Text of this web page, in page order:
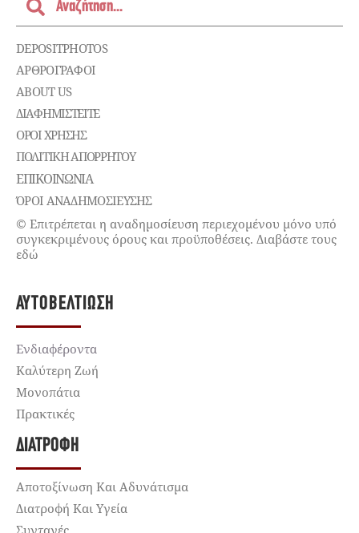
DEPOSITPHOTOS
ΑΡΘΡΟΓΡΑΦΟΙ
ABOUT US
ΔΙΑΦΗΜΙΣΤΕΊΤΕ
ΌΡΟΙ ΧΡΉΣΗΣ
ΠΟΛΙΤΙΚΉ ΑΠΟΡΡΉΤΟΥ
ΕΠΙΚΟΙΝΩΝΊΑ
ΌΡΟΙ ΑΝΑΔΗΜΟΣΙΕΥΣΗΣ
© Επιτρέπεται η αναδημοσίευση περιεχομένου μόνο υπό
συγκεκριμένους όρους και προϋποθέσεις. Διαβάστε τους
εδώ
ΑΥΤΟΒΕΛΤΊΩΣΗ
Ενδιαφέροντα
Καλύτερη Ζωή
Μονοπάτια
Πρακτικές
ΔΙΑΤΡΟΦΉ
Αποτοξίνωση Και Αδυνάτισμα
Διατροφή Και Υγεία